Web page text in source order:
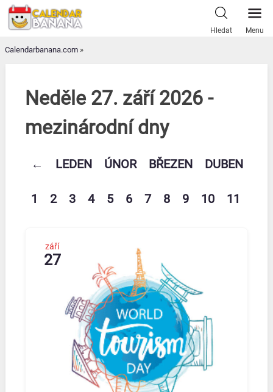
Skip
Hledat Menu
Calendarbanana.com »
Neděle 27. září 2026 -
mezinárodní dny
← LEDEN ÚNOR BŘEZEN DUBEN
1 2 3 4 5 6 7 8 9 10 11
září
27